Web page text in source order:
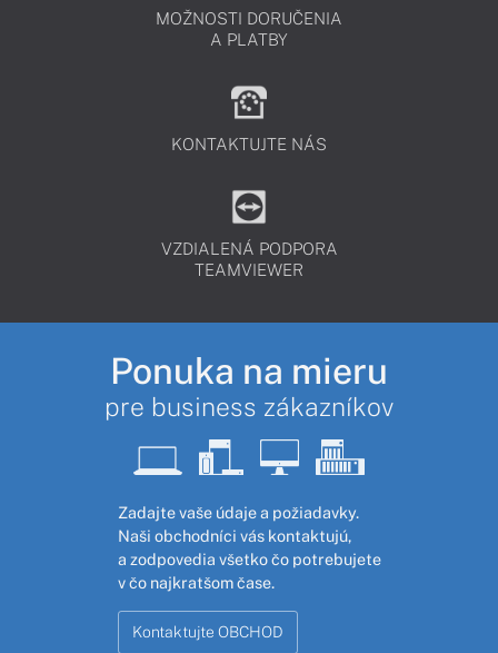
MOŽNOSTI DORUČENIA
A PLATBY
KONTAKTUJTE NÁS
VZDIALENÁ PODPORA
TEAMVIEWER
Ponuka na mieru
pre business zákazníkov
Zadajte vaše údaje a požiadavky.
Naši obchodníci vás kontaktujú,
a zodpovedia všetko čo potrebujete
v čo najkratšom čase.
Kontaktujte OBCHOD